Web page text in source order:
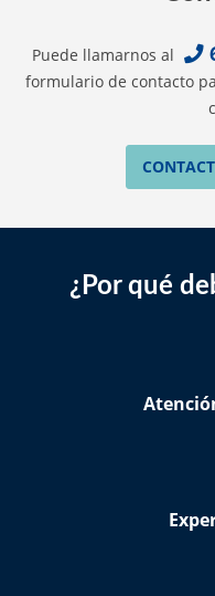
Puede llamarnos al
formulario de contacto
¿Por qué